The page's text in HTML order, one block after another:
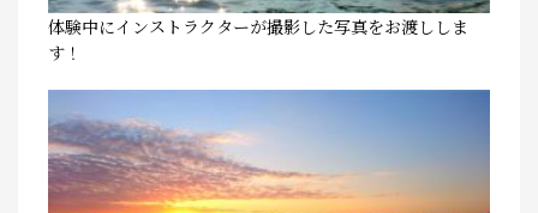
体験中にインストラクターが撮影した写真をお渡ししま
す！